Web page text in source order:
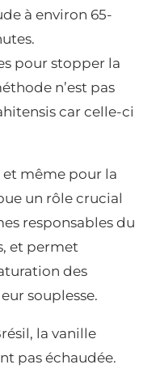
à environ 65-
pour stopper la
n’est pas
car celle-ci
et même pour la
un rôle crucial
responsables du
et permet
des
souplesse.
la vanille
pas échaudée.